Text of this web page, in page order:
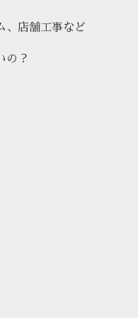
、店舗工事など
の？